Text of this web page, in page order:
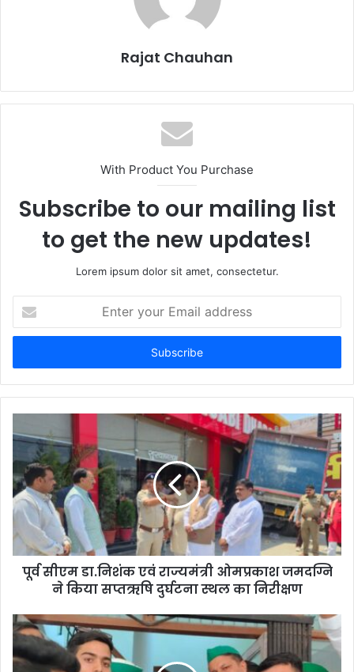
Rajat Chauhan
With Product You Purchase
Subscribe to our mailing list
to get the new updates!
Lorem ipsum dolor sit amet, consectetur.
your
Email
पूर्व सीएम डा.निशंक एवं राज्यमंत्री ओमप्रकाश जमदग्नि
ने किया सप्तऋषि दुर्घटना स्थल का निरीक्षण